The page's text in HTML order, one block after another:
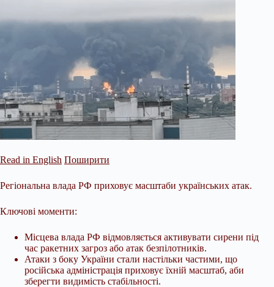
Read in English Поширити
Регіональна влада РФ приховує масштаби українських атак.
Ключові моменти:
Місцева влада РФ відмовляється активувати сирени під
час ракетних загроз або атак безпілотників.
Атаки з боку України стали настільки частими, що
російська адміністрація приховує їхній масштаб, аби
зберегти видимість стабільності.